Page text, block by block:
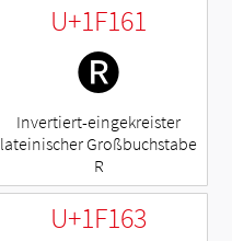
U+1F161
🅡
Invertiert-eingekreister
lateinischer Großbuchstabe
R
U+1F163